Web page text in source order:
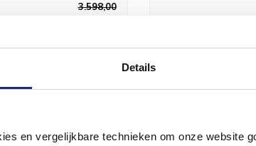
Details
en vergelijkbare technieken om onze website
3.598,00